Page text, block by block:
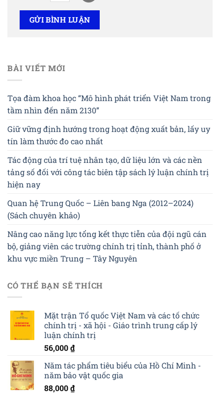
BÀI VIẾT MỚI
Tọa đàm khoa học “Mô hình phát triển Việt Nam trong
tầm nhìn đến năm 2130”
Giữ vững định hướng trong hoạt động xuất bản, lấy uy
tín làm thước đo cao nhất
Tác động của trí tuệ nhân tạo, dữ liệu lớn và các nền
tảng số đối với công tác biên tập sách lý luận chính trị
hiện nay
Quan hệ Trung Quốc – Liên bang Nga (2012–2024)
(Sách chuyên khảo)
Nâng cao năng lực tổng kết thực tiễn của đội ngũ cán
bộ, giảng viên các trường chính trị tỉnh, thành phố ở
khu vực miền Trung – Tây Nguyên
CÓ THỂ BẠN SẼ THÍCH
Mặt trận Tổ quốc Việt Nam và các tố chức
chính trị - xã hội - Giáo trình trung cấp lý
luận chính trị
56,000₫
Năm tác phẩm tiêu biểu của Hồ Chí Minh -
năm bảo vật quốc gia
88,000₫